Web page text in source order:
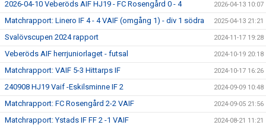
2026-04-10 Veberöds AIF HJ19 - FC Rosengård 0 - 4 2026-04-13 10:07
Matchrapport: Linero IF 4 - 4 VAIF (omgång 1) - div 1 södra 2025-04-13 21:21
Svalövscupen 2024 rapport 2024-11-17 19:28
Veberöds AIF herrjuniorlaget - futsal 2024-10-19 20:18
Matchrapport: VAIF 5-3 Hittarps IF 2024-10-17 16:26
240908 HJ19 Vaif -Eskilsminne IF 2 2024-09-09 10:48
Matchrapport: FC Rosengård 2-2 VAIF 2024-09-05 21:56
Matchrapport: Ystads IF FF 2 -1 VAIF 2024-08-21 11:21